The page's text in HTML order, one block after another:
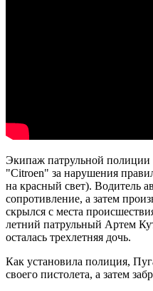
Экипаж патрульной полиции
"Citroen" за нарушения
на красный свет). Водитель
сопротивление, а затем
скрылся с места
летний патрульный Артем
осталась трехлетняя дочь.
Как установила полиция,
своего пистолета, а затем